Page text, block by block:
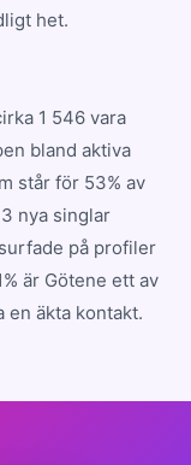
het.
1 546 vara
bland aktiva
står för 53% av
nya singlar
på profiler
är Götene ett av
en äkta kontakt.